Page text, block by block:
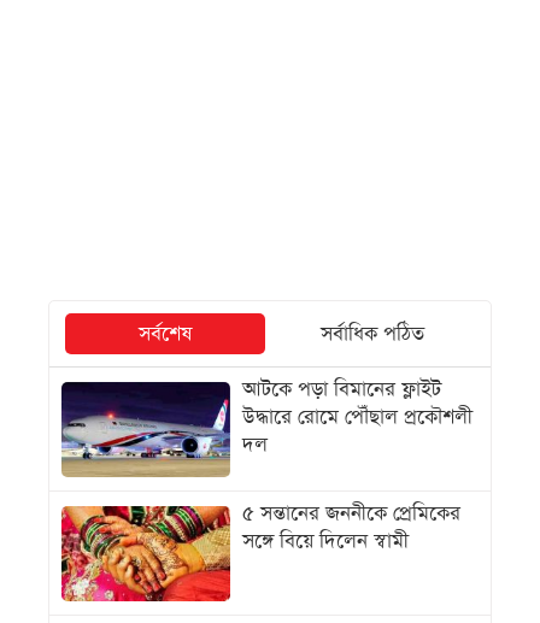
সর্বশেষ
সর্বাধিক পঠিত
আটকে পড়া বিমানের ফ্লাইট
উদ্ধারে রোমে পৌঁছাল প্রকৌশলী
দল
৫ সন্তানের জননীকে প্রেমিকের
সঙ্গে বিয়ে দিলেন স্বামী